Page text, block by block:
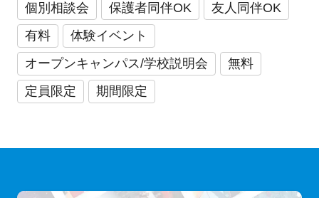
個別相談会
保護者同伴OK
友人同伴OK
有料
体験イベント
オープンキャンパス/学校説明会
無料
定員限定
期間限定